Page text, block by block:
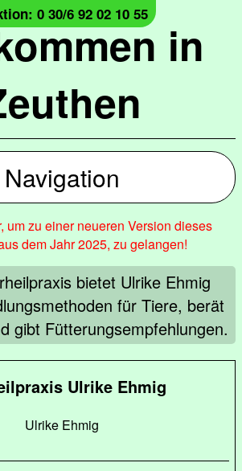
in
0 30/6 92 02 10 55
Navigation
um zu einer neueren Version dieses
dem Jahr 2025, zu gelangen!
bietet Ulrike Ehmig
für Tiere, berät
gibt Fütterungsempfehlungen.
Ulrike Ehmig
Ulrike Ehmig